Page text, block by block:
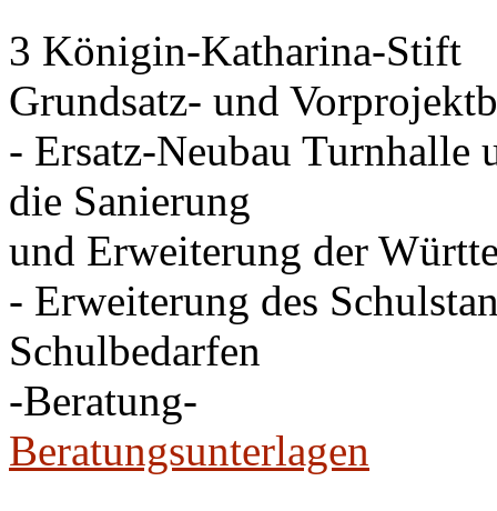
3 Königin-Katharina-Stift
Grundsatz- und
- Ersatz-Neubau Turnhalle
die Sanierung
und Erweiterung der
- Erweiterung des
Schulbedarfen
-Beratung-
Beratungsunterlagen